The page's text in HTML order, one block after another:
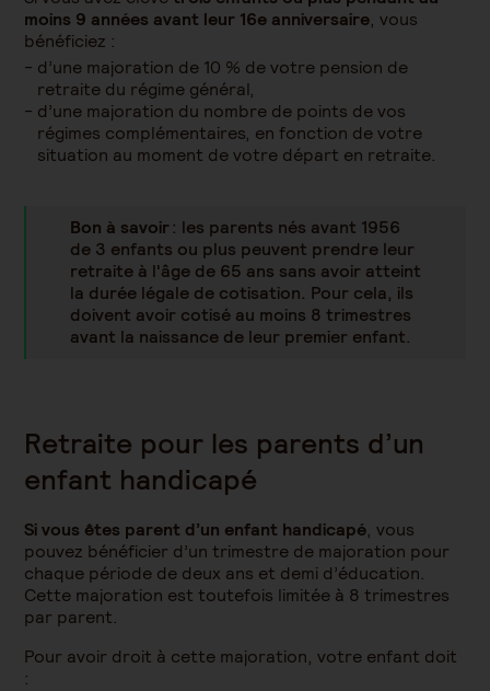
moins 9 années avant leur 16e anniversaire, vous
bénéficiez :
d’une majoration de 10 % de votre pension de
retraite du régime général,
d’une majoration du nombre de points de vos
régimes complémentaires, en fonction de votre
situation au moment de votre départ en retraite.
Bon à savoir: les parents nés avant 1956
de 3 enfants ou plus peuvent prendre leur
retraite à l'âge de 65 ans sans avoir atteint
la durée légale de cotisation. Pour cela, ils
doivent avoir cotisé au moins 8 trimestres
avant la naissance de leur premier enfant.
Retraite pour les parents d’un
enfant handicapé
Si vous êtes parent d’un enfant handicapé, vous
pouvez bénéficier d’un trimestre de majoration pour
chaque période de deux ans et demi d’éducation.
Cette majoration est toutefois limitée à 8 trimestres
par parent.
Pour avoir droit à cette majoration, votre enfant doit
: